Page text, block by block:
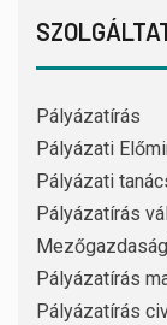
Pályázatírás
Pályázati
Pályázati
Pályázatírás
Pályázatírás
Pályázatírás